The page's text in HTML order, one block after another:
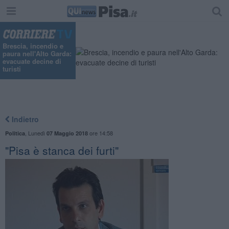
Brescia, incendio e
paura nell'Alto Garda:
evacuate decine di
turisti
Indietro
Politica Lunedì 07 Maggio 2018ore 14:58
"Pisa è stanca dei furti"